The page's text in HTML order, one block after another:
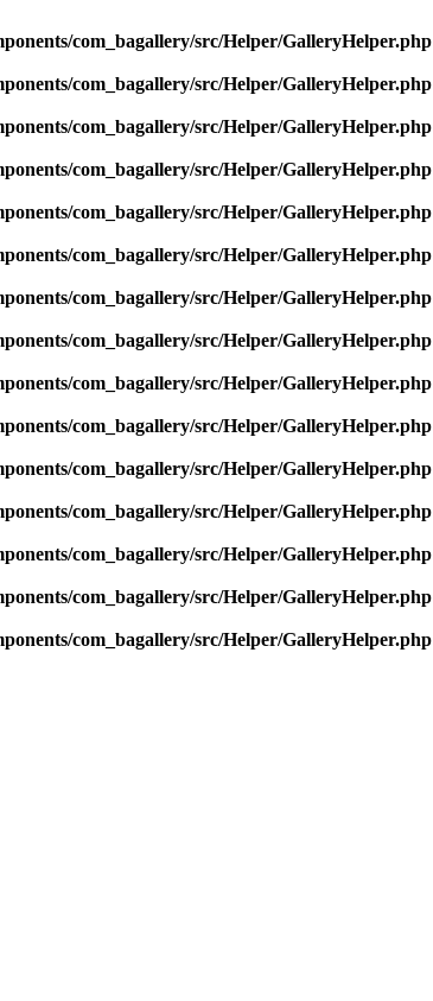
com_bagallery/src/Helper/GalleryHelper.php
com_bagallery/src/Helper/GalleryHelper.php
com_bagallery/src/Helper/GalleryHelper.php
com_bagallery/src/Helper/GalleryHelper.php
com_bagallery/src/Helper/GalleryHelper.php
com_bagallery/src/Helper/GalleryHelper.php
com_bagallery/src/Helper/GalleryHelper.php
com_bagallery/src/Helper/GalleryHelper.php
com_bagallery/src/Helper/GalleryHelper.php
com_bagallery/src/Helper/GalleryHelper.php
com_bagallery/src/Helper/GalleryHelper.php
com_bagallery/src/Helper/GalleryHelper.php
com_bagallery/src/Helper/GalleryHelper.php
com_bagallery/src/Helper/GalleryHelper.php
com_bagallery/src/Helper/GalleryHelper.php